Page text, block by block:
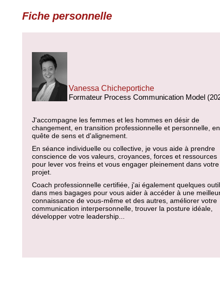
Fiche personnelle
Vanessa Chicheportiche
Formateur Process Communication Model
J'accompagne les femmes et les hommes en désir de
changement, en transition professionnelle et personnelle, en
quête de sens et d'alignement.
En séance individuelle ou collective, je vous aide à prendre
conscience de vos valeurs, croyances, forces et ressources
pour lever vos freins et vous engager pleinement dans votre
projet.
Coach professionnelle certifiée, j'ai également quelques
dans mes bagages pour vous aider à accéder à une
connaissance de vous-même et des autres, améliorer votre
communication interpersonnelle, trouver la posture idéale,
développer votre leadership...